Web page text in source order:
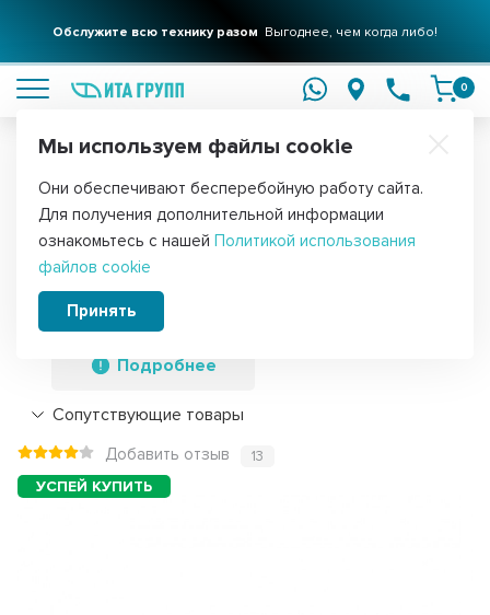
Обслужите всю технику разом Выгоднее, чем когда либо!
0
Главная Запчасти для стиральных машин Ремни для
Приводной ремень барабана
стиральной машины Ariston, Indesit,
Optibelt 1185 H8, H119
Подробнее
Сопутствующие товары
Добавить отзыв 13
Мы используем файлы cookie
Они обеспечивают бесперебойную работу сайта.
Для получения дополнительной информации
ознакомьтесь с нашей Политикой использования
файлов cookie
Принять